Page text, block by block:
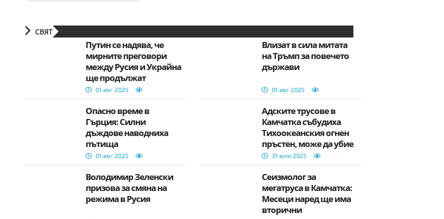
СВЯТ
Путин се надява, че
мирните преговори
между Русия и Украйна
ще продължат
01 авг 2025
Влизат в сила митата
на Тръмп за повечето
държави
01 авг 2025
Опасно време в
Гърция: Силни
дъждове наводниха
пътища
01 авг 2025
Адските трусове в
Камчатка събудиха
Тихоокеанския огнен
пръстен, може да убие
милиони!
31 юли 2025
Володимир Зеленски
призова за смяна на
режима в Русия
Сеизмолог за
мегатруса в Камчатка:
Месеци наред ще има
вторични